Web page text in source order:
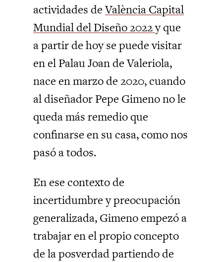
actividades deValència Capital
Mundial del Diseño 2022y que
a partir de hoy se puede visitar
en el Palau Joan de Valeriola,
nace en marzo de 2020, cuando
al diseñador Pepe Gimeno no le
queda más remedio que
confinarse en su casa, como nos
pasó a todos.
En ese contexto de
incertidumbre y preocupación
generalizada, Gimeno empezó a
trabajar en el propio concepto
de la posverdad partiendo de